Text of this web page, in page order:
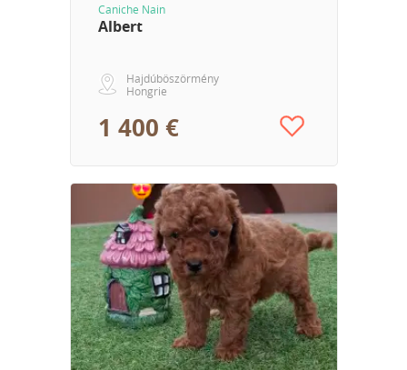
Caniche Nain
Albert
Hajdúböszörmény
Hongrie
1 400 €